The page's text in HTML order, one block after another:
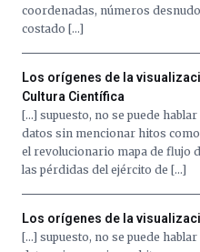
coordenadas, números
costado […]
Los orígenes de la
Cultura Científica
[…] supuesto, no se puede
datos sin mencionar hitos como
el revolucionario mapa de flujo
las pérdidas del ejército de […]
Los orígenes de la
[…] supuesto, no se puede